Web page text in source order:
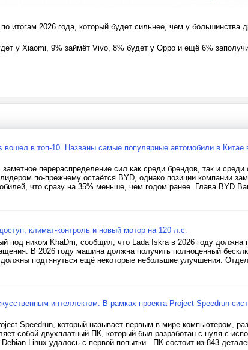
итогам 2026 года, который будет сильнее, чем у большинства
у Xiaomi, 9% займёт Vivo, 8% будет у Oppo и ещё 6%
вошел в топ-10. Названы самые популярные автомобили в Китае
заметное перераспределение сил как среди брендов, так и
по-прежнему остаётся BYD, однако позиции компании
что сразу на 35% меньше, чем годом ранее. Глава BYD
климат-контроль и новый мотор на 120 л.с.
под ником KhaDm, сообщил, что Lada Iskra в 2026 году должна
В 2026 году машина должна получить полноценный
подтянуться ещё некоторые небольшие улучшения.
интеллектом. В рамках проекта Project Speedrun
Speedrun, который называет первым в мире компьютером,
собой двухплатный ПК, который был разработан с нуля с
Linux удалось с первой попытки. ПК состоит из 843